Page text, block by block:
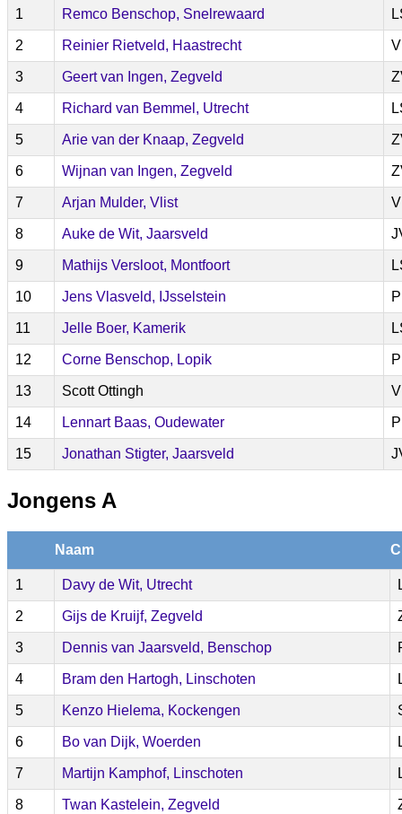
1 Remco Benschop, Snelrewaard
2 Reinier Rietveld, Haastrecht
3 Geert van Ingen, Zegveld
4 Richard van Bemmel, Utrecht
5 Arie van der Knaap, Zegveld
6 Wijnan van Ingen, Zegveld
7 Arjan Mulder, Vlist
8 Auke de Wit, Jaarsveld
9 Mathijs Versloot, Montfoort
10 Jens Vlasveld, IJsselstein
11 Jelle Boer, Kamerik
12 Corne Benschop, Lopik
13 Scott Ottingh
14 Lennart Baas, Oudewater
15 Jonathan Stigter, Jaarsveld
Jongens A
Naam
1 Davy de Wit, Utrecht
2 Gijs de Kruijf, Zegveld
3 Dennis van Jaarsveld, Benschop
4 Bram den Hartogh, Linschoten
5 Kenzo Hielema, Kockengen
6 Bo van Dijk, Woerden
7 Martijn Kamphof, Linschoten
8 Twan Kastelein, Zegveld